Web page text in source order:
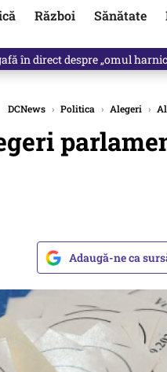
Război Sănătate
în direct despre „omul
DCNews › Politica › Alegeri ›
Adaugă-ne ca